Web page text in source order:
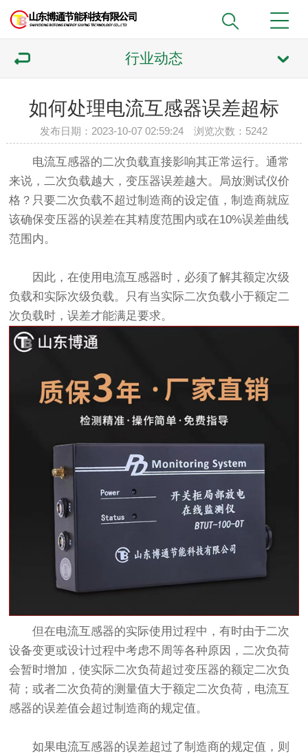
行业动态
如何处理电流互感器误差超标
发布日期：2023-10-07 02:59:24 浏览次数：5242
电流互感器的二次负载直接影响其正常运行。通常
来说，二次负载越大，变压器误差越大。局放测试仪价
格？只要二次负载不超过制造商的设定值，制造商就应
该确保变压器的误差在其精度范围内或在10%误差曲线
范围内。
因此，在使用电流互感器时，必须了解其额定次级
负载和实际次级负载。只有当实际二次负载小于额定二
次负载时，误差才能满足要求。
但在电流互感器的实际使用过程中，有时由于二次
设备变更或设计过程中考虑不周等各种原因，二次负荷
会暂时增加，使实际二次负荷超过变压器的额定二次负
荷；或者二次负荷的测量值大于额定二次负荷，电流互
感器的误差值会超过制造商的规定值。
如果电流互感器的误差超过了制造商的规定值，则